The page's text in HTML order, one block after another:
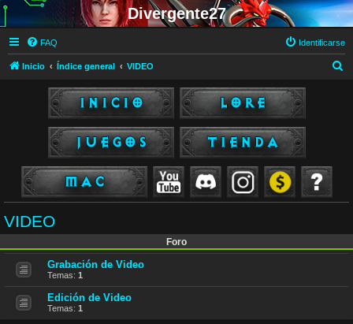
Divergente27
FAQ Identificarse
Inicio Índice general VIDEO
VIDEO
Foro
Grabación de Video
Temas: 1
Edición de Video
Temas: 1